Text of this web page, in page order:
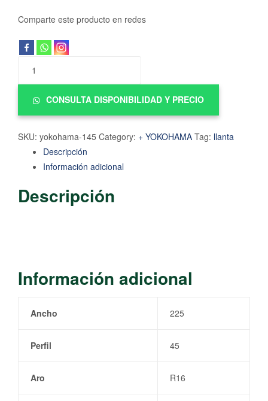
Comparte este producto en redes
CONSULTA DISPONIBILIDAD Y PRECIO
SKU: yokohama-145 Category: + YOKOHAMA Tag: llanta
Descripción
Información adicional
Descripción
Información adicional
Ancho 225
Perfil 45
Aro R16